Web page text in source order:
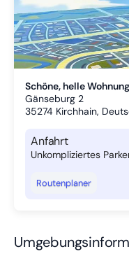
Schöne, helle
Gänseburg 2
35274 Kirchhain,
Anfahrt
Unkompliziertes
Routenplaner